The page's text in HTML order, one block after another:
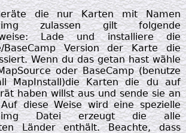
die nur Karten mit Namen
zulassen gilt folgende
Lade und installiere die
BaseCamp Version der Karte die
Wenn du das getan hast wähle
oder BaseCamp (benutze
MapInstall)die Karten die du auf
haben willst aus und sende sie an
diese Weise wird eine spezielle
Datei erzeugt die alle
Länder enthält. Beachte, dass